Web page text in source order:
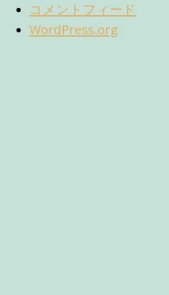
コメントフィード
WordPress.org